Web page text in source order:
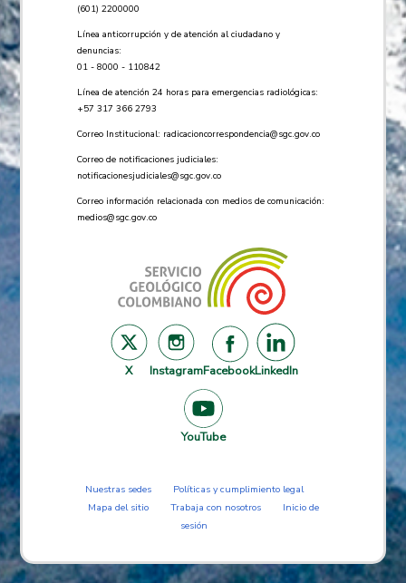
(601) 2200000
Línea anticorrupción y de atención al ciudadano y
denuncias:
01 - 8000 - 110842
Línea de atención 24 horas para emergencias radiológicas:
+57 ​317 366 2793
Correo Institucional: radicacioncorrespondencia@sgc.gov.co
Correo de notificaciones judiciales:
notificacionesjudiciales@sgc.gov.co
Correo información relacionada con medios de comunicación:
medios@sgc.gov.co
X InstagramFacebookLinkedIn
YouTube
Nuestras sedes
Políticas y cumplimiento legal
Mapa del sitio
Trabaja con nosotros
Inicio de
sesión